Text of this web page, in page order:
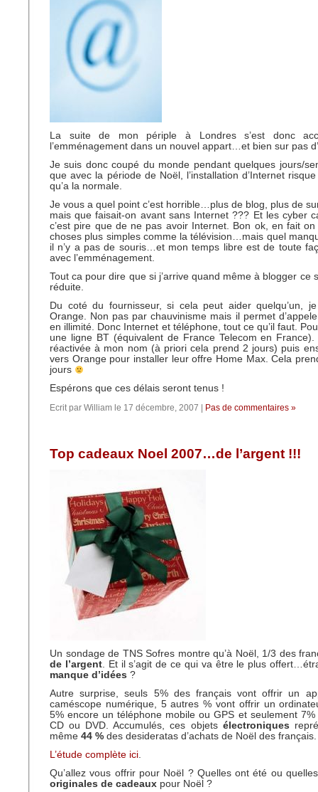
La suite de mon périple à Londres s’est donc
l’emménagement dans un nouvel appart…et bien sur pas
Je suis donc coupé du monde pendant quelques jours/
que avec la période de Noël, l’installation d’Internet
qu’a la normale.
Je vous a quel point c’est horrible…plus de blog, plus de
mais que faisait-on avant sans Internet ??? Et les cyber
c’est pire que de ne pas avoir Internet. Bon ok, en fait
choses plus simples comme la télévision…mais quel
il n’y a pas de souris…et mon temps libre est de toute
avec l’emménagement.
Tout ca pour dire que si j’arrive quand même à blogger ce
réduite.
Du coté du fournisseur, si cela peut aider quelqu’un,
Orange. Non pas par chauvinisme mais il permet
en illimité. Donc Internet et téléphone, tout ce qu’il faut.
une ligne BT (équivalent de France Telecom en
réactivée à mon nom (à priori cela prend 2 jours) puis
vers Orange pour installer leur offre Home Max. Cela
jours
Espérons que ces délais seront tenus !
Ecrit par William le 17 décembre, 2007 | Pas de commentaires »
Top cadeaux Noel 2007…de l’argent !!!
Un sondage de TNS Sofres montre qu’à Noël, 1/3 des
de l’argent. Et il s’agit de ce qui va être le plus
manque d’idées ?
Autre surprise, seuls 5% des français vont offrir un
caméscope numérique, 5 autres % vont offrir un
5% encore un téléphone mobile ou GPS et seulement
CD ou DVD. Accumulés, ces objets électroniques
même 44 % des desideratas d’achats de Noël des français.
L’étude complète ici.
Qu’allez vous offrir pour Noël ? Quelles ont été ou
originales de cadeaux pour Noël ?